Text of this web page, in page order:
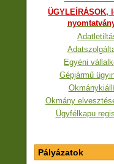
ÜGYLEÍRÁSOK,
Egyéni
Gépjármű
Okmány
Ügyfélkapu
Pályázatok